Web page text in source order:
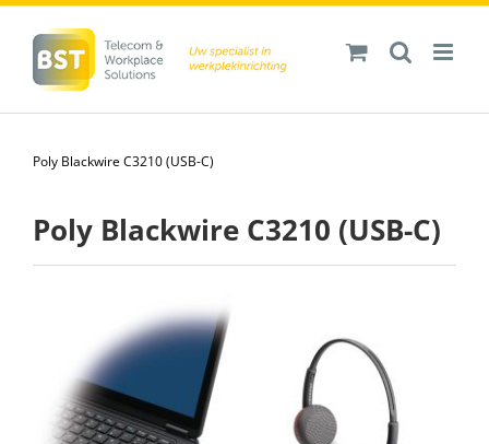
inhoud
Poly Blackwire C3210 (USB-C)
Poly Blackwire C3210 (USB-C)